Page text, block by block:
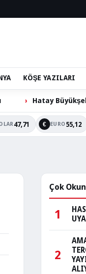
KÖŞE YAZILARI
Büyükşehir Belediyesi
47,71 € EURO 55,12
Çok
1
2